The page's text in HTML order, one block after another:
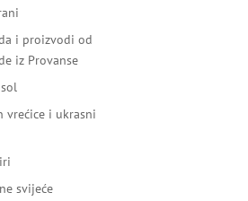
i proizvodi od
iz Provanse
vrećice i ukrasni
svijeće